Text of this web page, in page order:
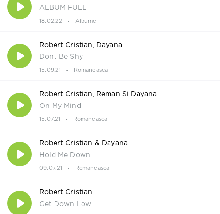
ALBUM FULL
18.02.22 Albume
Robert Cristian, Dayana
Dont Be Shy
15.09.21 Romaneasca
Robert Cristian, Reman Si Dayana
On My Mind
15.07.21 Romaneasca
Robert Cristian & Dayana
Hold Me Down
09.07.21 Romaneasca
Robert Cristian
Get Down Low